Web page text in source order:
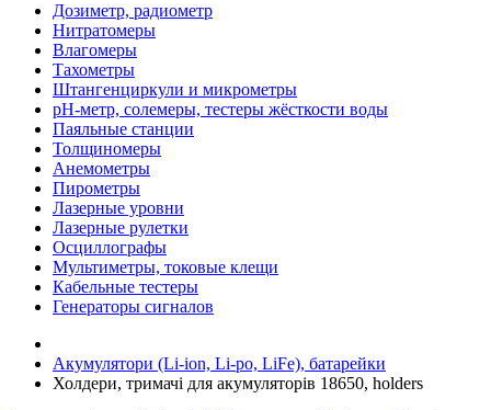
Дозиметр, радиометр
Нитратомеры
Влагомеры
Тахометры
Штангенциркули и микрометры
pH-метр, солемеры, тестеры жёсткости воды
Паяльные станции
Толщиномеры
Анемометры
Пирометры
Лазерные уровни
Лазерные рулетки
Осциллографы
Мультиметры, токовые клещи
Кабельные тестеры
Генераторы сигналов
Акумулятори (Li-ion, Li-po, LiFe), батарейки
Холдери, тримачі для акумуляторів 18650, holders